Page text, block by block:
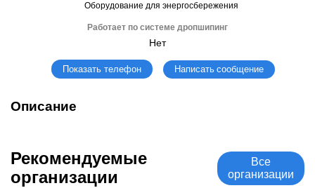
Оборудование для энергосбережения
Работает по системе дропшипинг
Нет
Показать телефон Написать сообщение
Описание
Рекомендуемые
организации
Все
организации